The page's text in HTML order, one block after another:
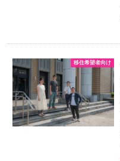
移住希望者向け